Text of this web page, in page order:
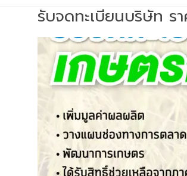
รับจดทะเบียนบริษัท ร